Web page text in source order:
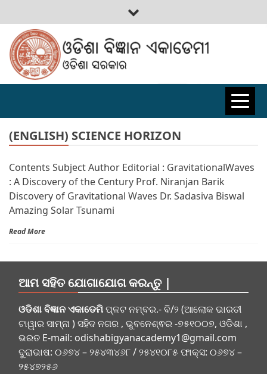
ODISHA
BIGYAN
ACADEMY
(ENGLISH) SCIENCE HORIZON
Contents Subject Author Editorial : GravitationalWaves
: A Discovery of the Century Prof. Niranjan Barik
Discovery of Gravitational Waves Dr. Sadasiva Biswal
Amazing Solar Tsunami
Read More
ଆମ ସହିତ ଯୋଗାଯୋଗ କରନ୍ତୁ |
ଓଡିଶା ବିଜ୍ଞାନ ଏକାଡେମିପ୍ଳଟ ନମ୍ବର.- ବି/୨ (ଆଲୋକ ଭାରତୀ
ଟାୱାର ସାମ୍ନା ) ସହିଦ ନଗର , ଭୁବନେଶ୍ଵର -୭୫୧୦୦୭, ଓଡିଶା ,
ଭରତ E-mail: odishabigyanacademy1@gmail.com
ଦୁରାଭାଷ: ୦୬୭୪ – ୨୫୪୩୪୬୮ / ୨୫୪୧୦୮୫ ଫାକ୍ସ: ୦୬୭୪ –
୨୫୪୭୨୫୬